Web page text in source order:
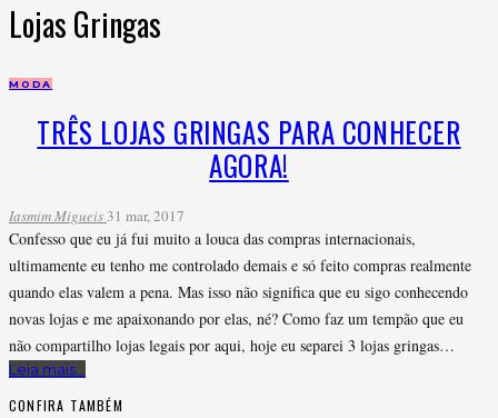
Lojas Gringas
MODA
TRÊS LOJAS GRINGAS PARA CONHECER
AGORA!
Iasmim Migueis31 mar, 2017
Confesso que eu já fui muito a louca das compras internacionais,
ultimamente eu tenho me controlado demais e só feito compras realmente
quando elas valem a pena. Mas isso não significa que eu sigo conhecendo
novas lojas e me apaixonando por elas, né? Como faz um tempão que eu
não compartilho lojas legais por aqui, hoje eu separei 3 lojas gringas…
Leia mais...
CONFIRA TAMBÉM